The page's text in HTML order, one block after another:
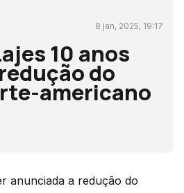
8 jan, 2025, 19:17
10 anos
do
americano
anunciada a redução do